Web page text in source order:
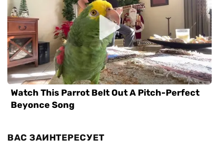
ВАС ЗАИНТЕРЕСУЕТ